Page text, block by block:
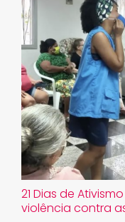
21 Dias de
violência contra